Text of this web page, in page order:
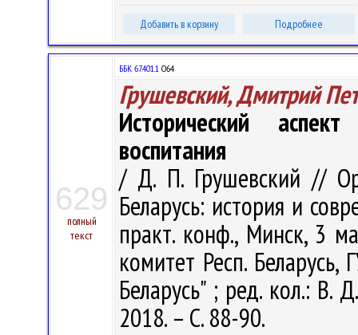
Добавить в корзину Подробнее
629
полный
текст
ББК 67.401.1 О64
Грушевский, Дмитрий
Исторический
воспитания
/ Д. П. Грушевский //
Беларусь: история и
практ. конф., Минск, 3
комитет Респ. Беларусь,
Беларусь" ; ред. кол.:
2018. – С. 88-90.